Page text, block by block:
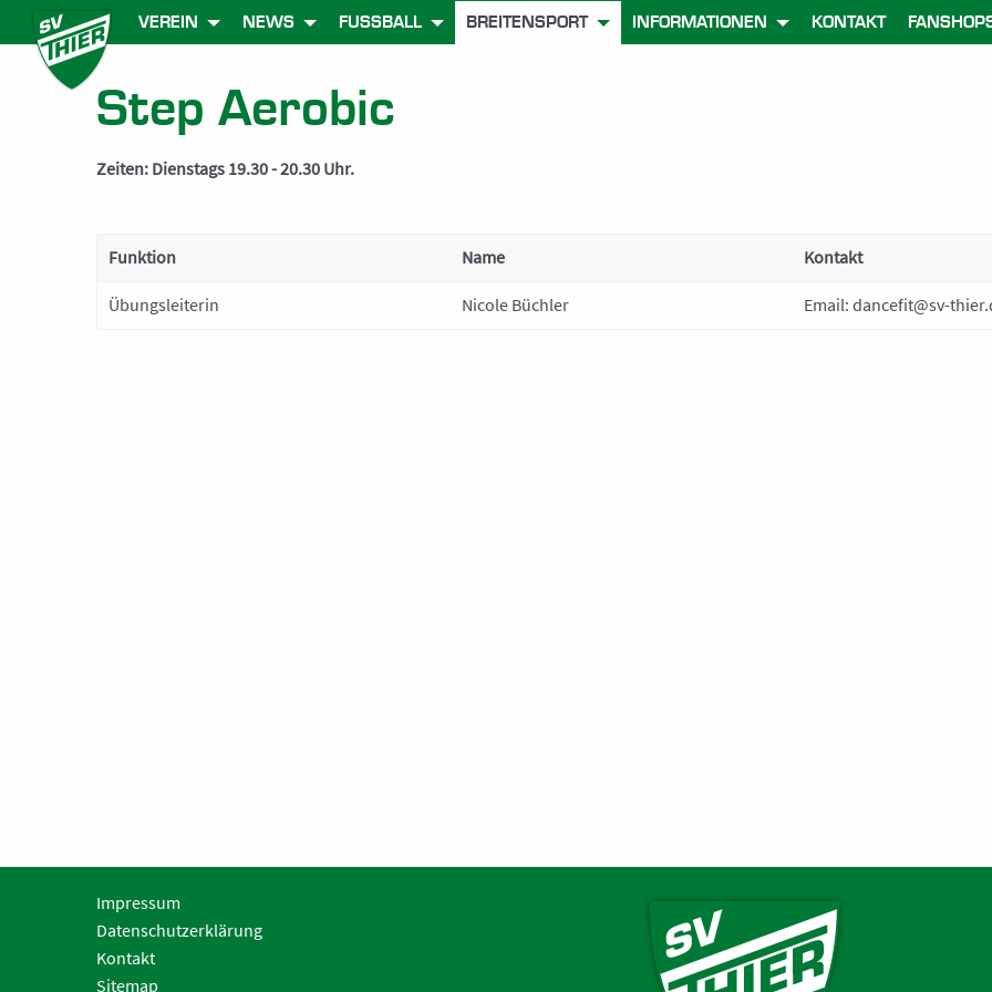
VEREIN NEWS FUSSBALL BREITENSPORT INFORMATIONEN KONTAKT
Step Aerobic
Zeiten: Dienstags 19.30 - 20.30 Uhr.
Funktion Name Kontakt
Übungsleiterin Nicole Büchler Email: dancefit@sv-
Impressum
Datenschutzerklärung
Kontakt
Sitemap